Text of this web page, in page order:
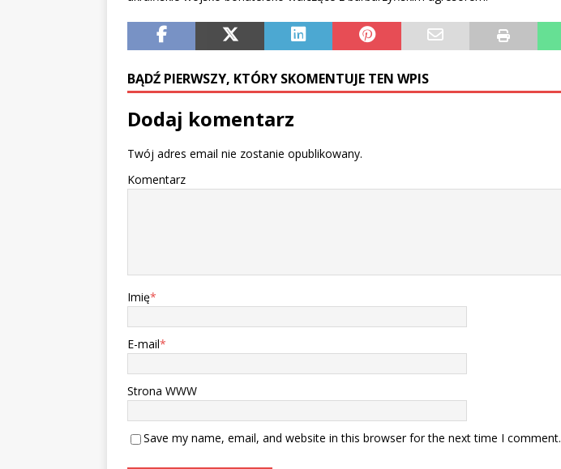
BĄDŹ PIERWSZY, KTÓRY SKOMENTUJE TEN WPIS
Dodaj komentarz
Twój adres email nie zostanie opublikowany.
Komentarz
Imię*
E-mail*
Strona WWW
Save my name, email, and website in this browser for the next time I comment.